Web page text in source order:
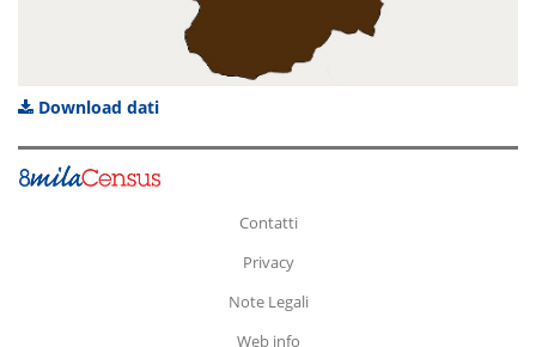
Download dati
Contatti
Privacy
Note Legali
Web info